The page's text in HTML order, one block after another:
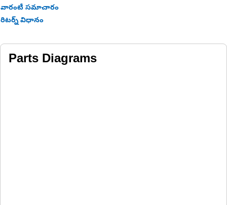
వారంటీ సమాచారం
రిటర్న్ విధానం
Parts Diagrams